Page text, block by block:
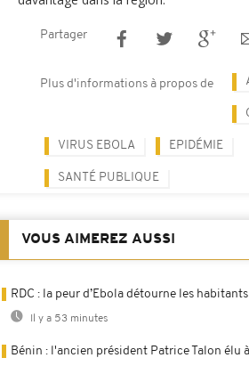
Partager
Plus d'informations à propos de
VIRUS EBOLA EPIDÉMIE
SANTÉ PUBLIQUE
VOUS AIMEREZ AUSSI
RDC : la peur d’Ebola détourne les
Il y a 53 minutes
Bénin : l'ancien président Patrice Talon élu